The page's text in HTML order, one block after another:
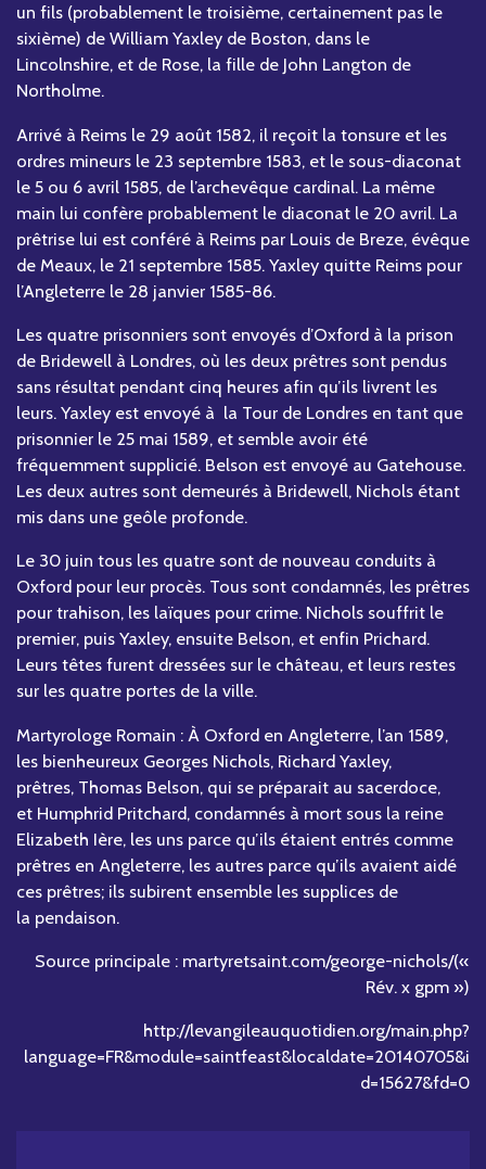
un fils (probablement le troisième, certainement pas le
sixième) de William Yaxley de Boston, dans le
Lincolnshire, et de Rose, la fille de John Langton de
Northolme.
Arrivé à Reims le 29 août 1582, il reçoit la tonsure et les
ordres mineurs le 23 septembre 1583, et le sous-diaconat
le 5 ou 6 avril 1585, de l’archevêque cardinal. La même
main lui confère probablement le diaconat le 20 avril. La
prêtrise lui est conféré à Reims par Louis de Breze, évêque
de Meaux, le 21 septembre 1585. Yaxley quitte Reims pour
l’Angleterre le 28 janvier 1585-86.
Les quatre prisonniers sont envoyés d’Oxford à la prison
de Bridewell à Londres, où les deux prêtres sont pendus
sans résultat pendant cinq heures afin qu’ils livrent les
leurs. Yaxley est envoyé à la Tour de Londres en tant que
prisonnier le 25 mai 1589, et semble avoir été
fréquemment supplicié. Belson est envoyé au Gatehouse.
Les deux autres sont demeurés à Bridewell, Nichols étant
mis dans une geôle profonde.
Le 30 juin tous les quatre sont de nouveau conduits à
Oxford pour leur procès. Tous sont condamnés, les prêtres
pour trahison, les laïques pour crime. Nichols souffrit le
premier, puis Yaxley, ensuite Belson, et enfin Prichard.
Leurs têtes furent dressées sur le château, et leurs restes
sur les quatre portes de la ville.
Martyrologe Romain : À Oxford en Angleterre, l’an 1589,
les bienheureux Georges Nichols, Richard Yaxley,
prêtres, Thomas Belson, qui se préparait au sacerdoce,
et Humphrid Pritchard, condamnés à mort sous la reine
Elizabeth Ière, les uns parce qu’ils étaient entrés comme
prêtres en Angleterre, les autres parce qu’ils avaient aidé
ces prêtres; ils subirent ensemble les supplices de
la pendaison.
Source principale : martyretsaint.com/george-nichols/(«
Rév. x gpm »)
http://levangileauquotidien.org/main.php?
language=FR&module=saintfeast&localdate=20140705&i
d=15627&fd=0